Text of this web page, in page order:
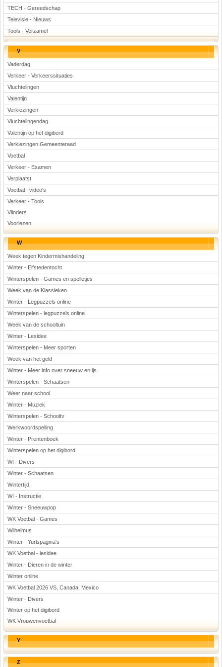
TECH - Gereedschap
Televisie - Nieuws
Tools - Verzamel
V
Vaderdag
Verkeer - Verkeerssituaties
Vluchtelingen
Valentijn
Verkiezingen
Vluchtelingendag
Valentijn op het digibord
Verkiezingen Gemeenteraad
Voetbal
Verkeer - Examen
Verplaatst
Voetbal : video's
Verkeer - Tools
Vlinders
Voorlezen
W
Week tegen Kindermishandeling
Winter - Elfstedentocht
Winterspelen - Games en spelletjes
Week van de Klassieken
Winter - Legpuzzels online
Winterspelen - legpuzzels online
Week van de schooltuin
Winter - Lesidee
Winterspelen - Meer sporten
Week van het geld
Winter - Meer info over sneeuw en ijs
Winterspelen - Schaatsen
Weer naar school
Winter - Muziek
Winterspelen - Schooltv
Werkwoordspelling
Winter - Prentenboek
Winterspelen op het digibord
WI - Divers
Winter - Schaatsen
Wintertijd
WI - Instructie
Winter - Sneeuwpop
WK Voetbal - Games
Wilhelmus
Winter - Yurlspagina's
WK Voetbal - lesidee
Winter - Dieren in de winter
Winter online
WK Voetbal 2026 VS, Canada, Mexico
Winter - Divers
Winter op het digibord
WK Vrouwenvoetbal
Y
Z